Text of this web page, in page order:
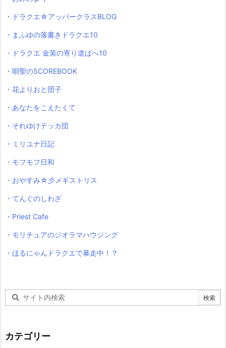
・ドラクエ☆アッパークラスBLOG
・まふゆの落書きドラクエ10
・ドラクエ 金策の寄り道ぱへ10
・唄聖のSCOREBOOK
・花よりおと団子
・あなたをこえたくて
・それゆけテッカ団
・ミリユナ日記
・モフモフ日和
・おやすみ☆彡メギストリス
・てんぐのしわざ
・Priest Cafe
・モリチュアのジオラマハウジング
・ほるにゃんドラクエで暴走中！？
カテゴリー